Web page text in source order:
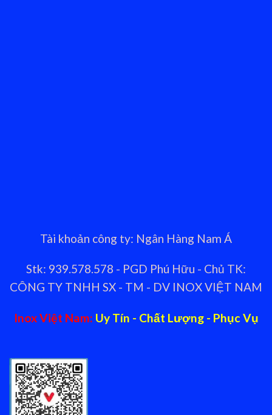
Tài khoản công ty: Ngân Hàng Nam Á
Stk: 939.578.578 - PGD Phú Hữu - Chủ TK:
CÔNG TY TNHH SX - TM - DV INOX VIỆT NAM
Inox Việt Nam: Uy Tín - Chất Lượng - Phục Vụ